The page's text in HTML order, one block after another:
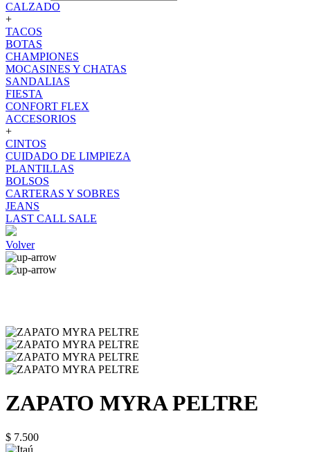
CALZADO
+
TACOS
BOTAS
CHAMPIONES
MOCASINES Y CHATAS
SANDALIAS
FIESTA
CONFORT FLEX
ACCESORIOS
+
CINTOS
CUIDADO DE LIMPIEZA
PLANTILLAS
BOLSOS
CARTERAS Y SOBRES
JEANS
LAST CALL SALE
Volver
ZAPATO MYRA PELTRE
$ 7.500